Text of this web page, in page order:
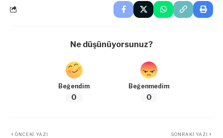
Ne düşünüyorsunuz?
Beğendim
0
Beğenmedim
0
ÖNCEKI YAZI SONRAKI YAZI